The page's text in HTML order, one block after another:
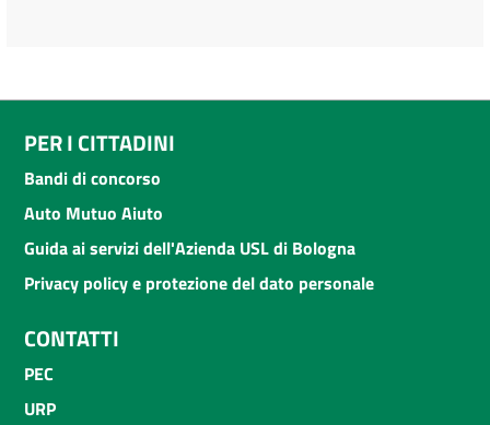
PER I CITTADINI
Bandi di concorso
Auto Mutuo Aiuto
Guida ai servizi dell'Azienda USL di Bologna
Privacy policy e protezione del dato personale
CONTATTI
PEC
URP